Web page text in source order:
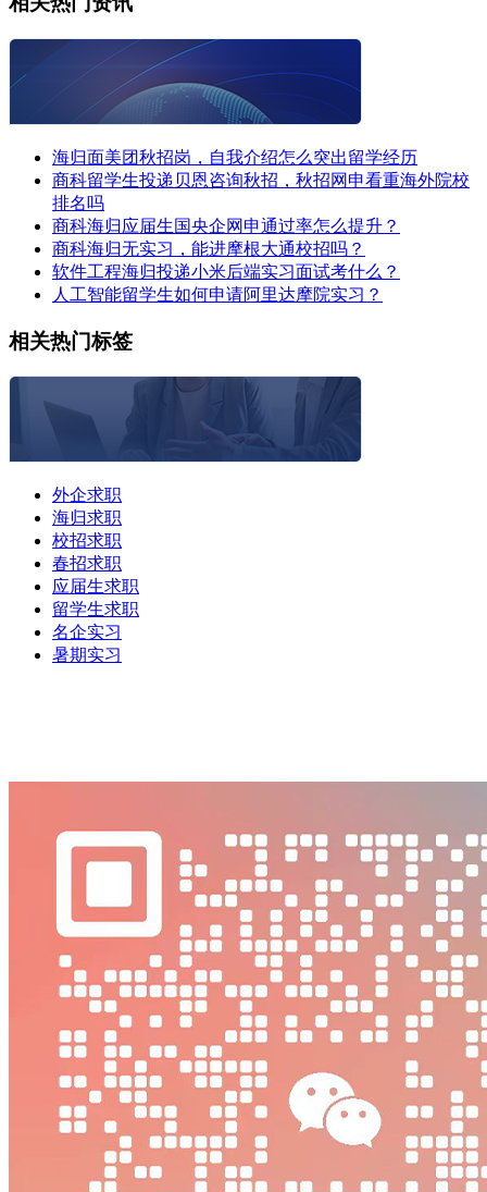
海归面美团秋招岗，自我介绍怎么突出留学经历
商科留学生投递贝恩咨询秋招，秋招网申看重海外院校
排名吗
商科海归应届生国央企网申通过率怎么提升？
商科海归无实习，能进摩根大通校招吗？
软件工程海归投递小米后端实习面试考什么？
人工智能留学生如何申请阿里达摩院实习？
相关热门标签
外企求职
海归求职
校招求职
春招求职
应届生求职
留学生求职
名企实习
暑期实习